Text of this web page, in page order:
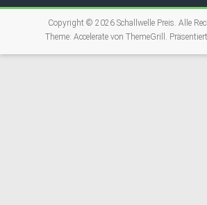
Copyright © 2026 Schallwelle Preis. Alle
Theme: Acceleratevon ThemeGrill.